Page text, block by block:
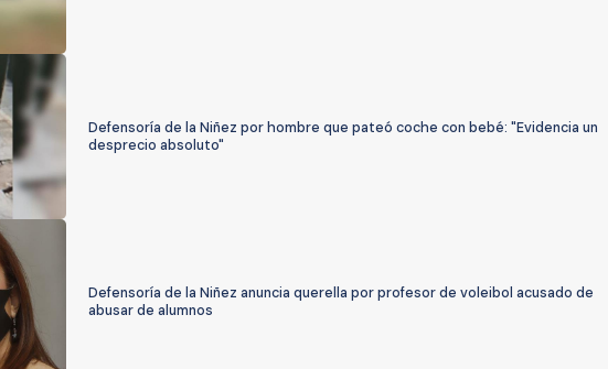
Defensoría de la Niñez por hombre que pateó coche con bebé: "Evidencia un
desprecio absoluto"
Defensoría de la Niñez anuncia querella por profesor de voleibol acusado de
abusar de alumnos